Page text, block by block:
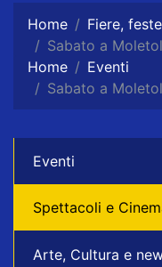
Home
Fiere,
Sabato a
Home
Eventi
Sabato a
Eventi
Spettacoli e
Arte, Cultura e